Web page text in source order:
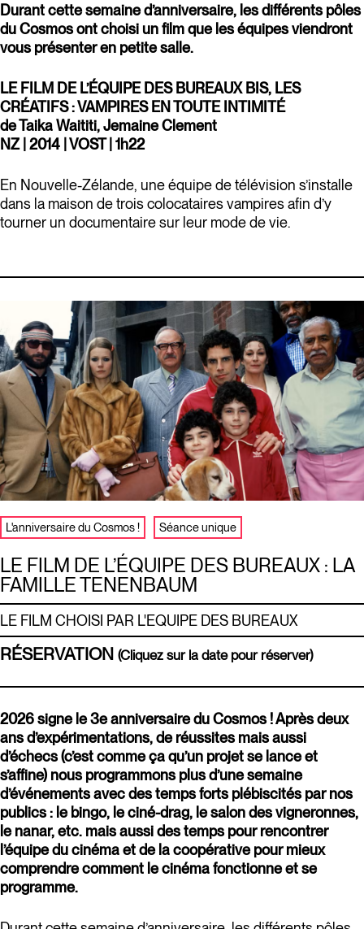
Durant cette semaine d’anniversaire, les différents pôles
du Cosmos ont choisi un film que les équipes viendront
vous présenter en petite salle.
LE FILM DE L’ÉQUIPE DES BUREAUX BIS, LES
CRÉATIFS : VAMPIRES EN TOUTE INTIMITÉ
de Taika Waititi, Jemaine Clement
NZ | 2014 | VOST | 1h22
En Nouvelle-Zélande, une équipe de télévision s’installe
dans la maison de trois colocataires vampires afin d’y
tourner un documentaire sur leur mode de vie.
LE FILM DE L’ÉQUIPE DES BUREAUX : LA
FAMILLE TENENBAUM
LE FILM CHOISI PAR L'EQUIPE DES BUREAUX
L'anniversaire du Cosmos ! Séance unique
RÉSERVATION (Cliquez sur la date pour réserver)
2026 signe le 3e anniversaire du Cosmos ! Après deux
ans d’expérimentations, de réussites mais aussi
d’échecs (c’est comme ça qu’un projet se lance et
s’affine) nous programmons plus d’une semaine
d’événements avec des temps forts plébiscités par nos
publics : le bingo, le ciné-drag, le salon des vigneronnes,
le nanar, etc. mais aussi des temps pour rencontrer
l’équipe du cinéma et de la coopérative pour mieux
comprendre comment le cinéma fonctionne et se
programme.